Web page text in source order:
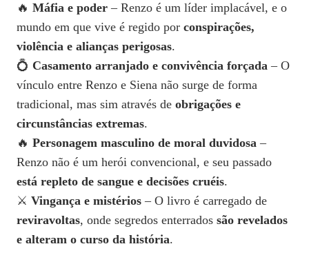
🔥 Máfia e poder – Renzo é um líder implacável, e o
mundo em que vive é regido por conspirações,
violência e alianças perigosas.
💍 Casamento arranjado e convivência forçada – O
vínculo entre Renzo e Siena não surge de forma
tradicional, mas sim através de obrigações e
circunstâncias extremas.
🔥 Personagem masculino de moral duvidosa –
Renzo não é um herói convencional, e seu passado
está repleto de sangue e decisões cruéis.
⚔️ Vingança e mistérios – O livro é carregado de
reviravoltas, onde segredos enterrados são revelados
e alteram o curso da história.